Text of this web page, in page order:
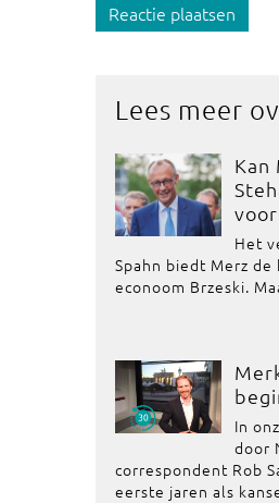
Reactie plaatsen
Lees meer
Kan
Het
Spahn biedt Merz
econoom Brzeski.
In
door
correspondent Rob
eerste jaren als